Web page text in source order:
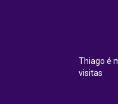
Thiago é
visitas